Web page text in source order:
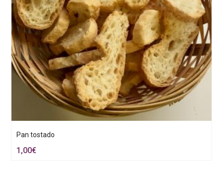
Pan tostado
1,00€